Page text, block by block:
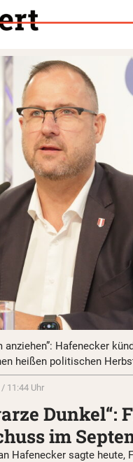
Hafenecker
heißen politischen
11:44 Uhr
Dunkel“:
im
Hafenecker sagte heute,